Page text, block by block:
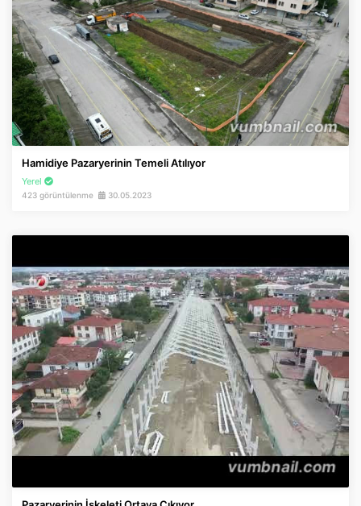
Hamidiye Pazaryerinin Temeli Atılıyor
Yerel
423 görüntülenme 30.05.2023